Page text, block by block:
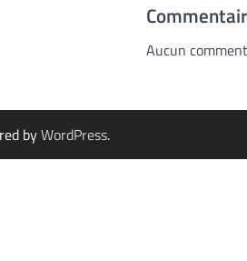
Aucun
byWordPress.